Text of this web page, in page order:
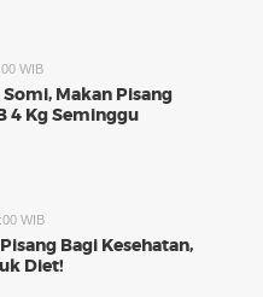
WIB
Makan Pisang
4 Kg Seminggu
WIB
Bagi Kesehatan,
Diet!